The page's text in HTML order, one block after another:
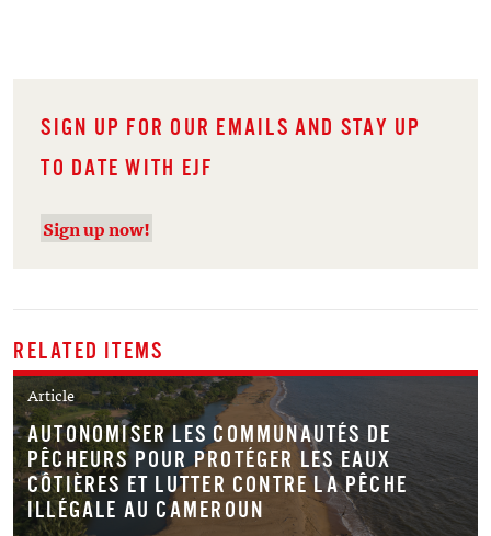
SIGN UP FOR OUR EMAILS AND STAY UP
TO DATE WITH EJF
Sign up now!
RELATED ITEMS
Article
AUTONOMISER LES COMMUNAUTÉS DE
PÊCHEURS POUR PROTÉGER LES EAUX
CÔTIÈRES ET LUTTER CONTRE LA PÊCHE
ILLÉGALE AU CAMEROUN